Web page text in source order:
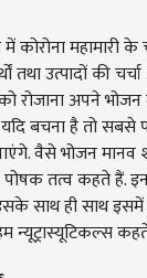
महामारी के
तथा उत्पादों की
को रोजाना अपने
यदि बचना है तो
वैसे भोजन मानव
तत्व कहते हैं.
साथ ही साथ
न्यूट्रास्यूटिकल्स